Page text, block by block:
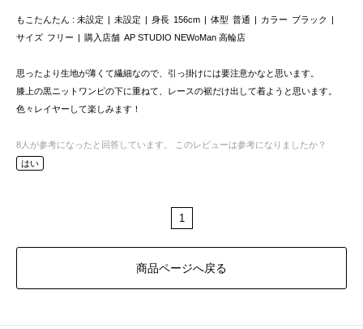
もこたんたん 未設定 未設定 身長 156cm 体型 普通 カラー ブラック
サイズ フリー 購入店舗 AP STUDIO NEWoMan 高輪店
思ったより生地が薄くて繊細なので、引っ掛けには要注意かなと思います。
膝上の黒ニットワンピの下に重ねて、レースの裾だけ出して着ようと思います。
色々レイヤーして楽しみます！
8 人が参考になったと回答しています。
このレビューは参考になりましたか？
はい
1
商品ページへ戻る